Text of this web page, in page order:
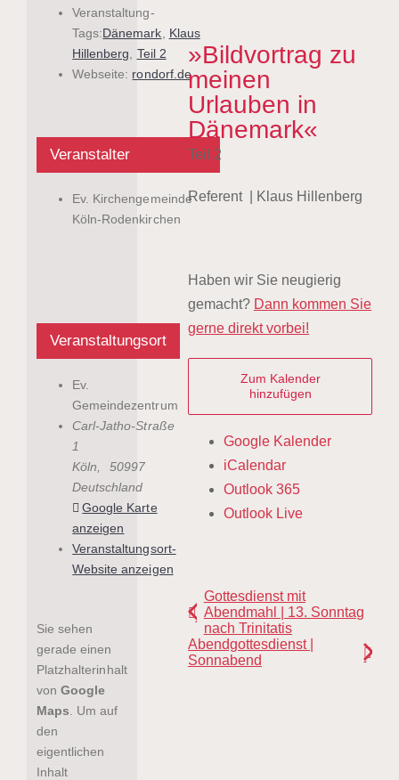
»Bildvortrag zu
meinen
Urlauben in
Dänemark«
Teil 2
Referent | Klaus Hillenberg
Haben wir Sie neugierig
gemacht? Dann kommen Sie
gerne direkt vorbei!
Zum Kalender
hinzufügen
Google Kalender
iCalendar
Outlook 365
Outlook Live
Gottesdienst mit
Abendmahl | 13. Sonntag
nach Trinitatis
Abendgottesdienst |
Sonnabend
Veranstaltung-
Tags:Dänemark
Klaus
Hillenberg
Teil 2
Webseite: rondorf.de
Veranstalter
Ev. Kirchengemeinde
Köln-Rodenkirchen
Veranstaltungsort
Ev.
Gemeindezentrum
Carl-Jatho-Straße
1
Köln
50997
Deutschland
Google Karte
anzeigen
Veranstaltungsort-
Website anzeigen
Sie sehen
gerade einen
Platzhalterinhalt
vonGoogle
Maps . Um auf
den
eigentlichen
Inhalt